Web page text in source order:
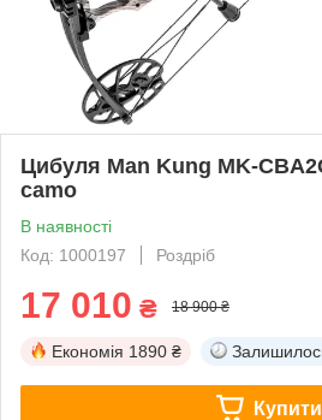
Цибуля Man Kung MK-
camo
В наявності
Код: 1000197
Роздріб
17 010 ₴ 18 900 ₴
Економія 1890 ₴
Купити